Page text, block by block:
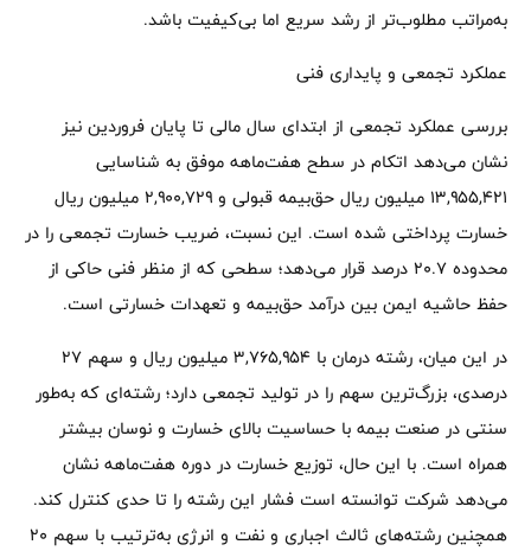
به‌مراتب مطلوب‌تر از رشد سریع اما بی‌کیفیت باشد.
عملکرد تجمعی و پایداری فنی
بررسی عملکرد تجمعی از ابتدای سال مالی تا پایان فروردین نیز
نشان می‌دهد اتکام در سطح هفت‌ماهه موفق به شناسایی
۱۳,۹۵۵,۴۲۱ میلیون ریال حق‌بیمه قبولی و ۲,۹۰۰,۷۲۹ میلیون ریال
خسارت پرداختی شده است. این نسبت، ضریب خسارت تجمعی را در
محدوده ۲۰.۷ درصد قرار می‌دهد؛ سطحی که از منظر فنی حاکی از
حفظ حاشیه ایمن بین درآمد حق‌بیمه و تعهدات خسارتی است.
در این میان، رشته درمان با ۳,۷۶۵,۹۵۴ میلیون ریال و سهم ۲۷
درصدی، بزرگ‌ترین سهم را در تولید تجمعی دارد؛ رشته‌ای که به‌طور
سنتی در صنعت بیمه با حساسیت بالای خسارت و نوسان بیشتر
همراه است. با این حال، توزیع خسارت در دوره هفت‌ماهه نشان
می‌دهد شرکت توانسته است فشار این رشته را تا حدی کنترل کند.
همچنین رشته‌های ثالث اجباری و نفت و انرژی به‌ترتیب با سهم ۲۰